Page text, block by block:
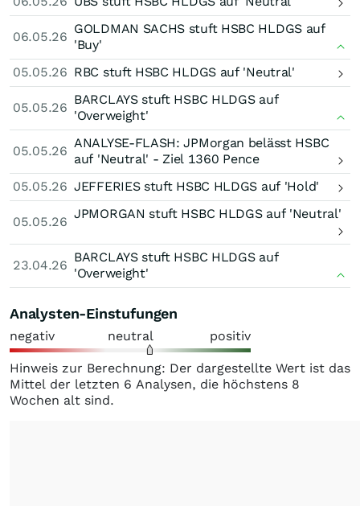
06.05.26
GOLDMAN SACHS stuft HSBC HLDGS auf
'Buy'
05.05.26 RBC stuft HSBC HLDGS auf 'Neutral'
05.05.26
BARCLAYS stuft HSBC HLDGS auf
'Overweight'
05.05.26
ANALYSE-FLASH: JPMorgan belässt HSBC
auf 'Neutral' - Ziel 1360 Pence
05.05.26 JEFFERIES stuft HSBC HLDGS auf 'Hold'
05.05.26
JPMORGAN stuft HSBC HLDGS auf 'Neutral'
23.04.26
BARCLAYS stuft HSBC HLDGS auf
'Overweight'
Analysten-Einstufungen
negativ neutral positiv
Hinweis zur Berechnung: Der dargestellte Wert ist das
Mittel der letzten 6 Analysen, die höchstens 8
Wochen alt sind.